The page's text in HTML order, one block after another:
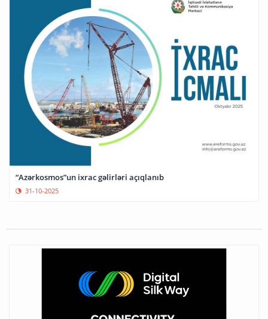
“Azərkosmos”un ixrac gəlirləri açıqlanıb
31-10-2025